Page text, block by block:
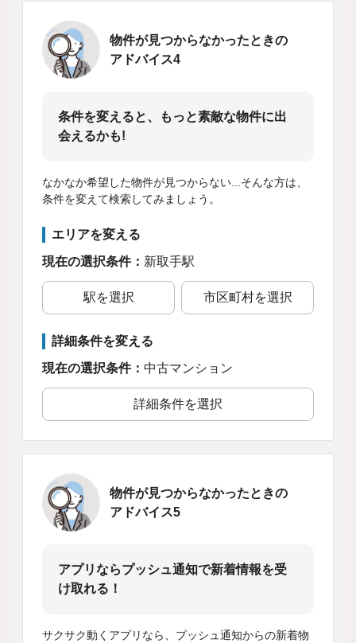
物件が見つからなかったときの
アドバイス4
条件を変えると、もっと素敵な物件に出
会えるかも!
なかなか希望した物件が見つからない...そんな方は、
条件を変えて検索してみましょう。
エリアを変える
現在の選択条件： 新取手駅
駅を選択 市区町村を選択
詳細条件を変える
現在の選択条件： 中古マンション
詳細条件を選択
物件が見つからなかったときの
アドバイス5
アプリならプッシュ通知で新着情報を受
け取れる！
サクサク動くアプリなら、プッシュ通知からの新着物